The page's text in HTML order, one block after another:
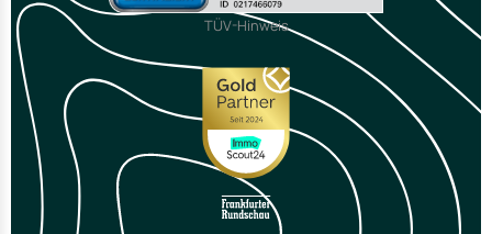
TÜV-Hinweis